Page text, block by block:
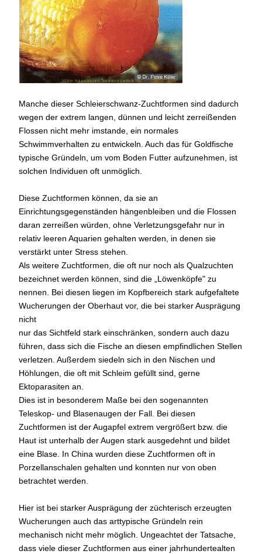
Manche dieser Schleierschwanz-Zuchtformen sind dadurch
wegen der extrem langen, dünnen und leicht zerreißenden
Flossen nicht mehr imstande, ein normales
Schwimmverhalten zu entwickeln. Auch das für Goldfische
typische Gründeln, um vom Boden Futter aufzunehmen, ist
solchen Individuen oft unmöglich.
Diese Zuchtformen können, da sie an
Einrichtungsgegenständen hängenbleiben und die Flossen
daran zerreißen würden, ohne Verletzungsgefahr nur in
relativ leeren Aquarien gehalten werden, in denen sie
verstärkt unter Stress stehen.
Als weitere Zuchtformen, die oft nur noch als Qualzuchten
bezeichnet werden können, sind die „Löwenköpfe" zu
nennen. Bei diesen liegen im Kopfbereich stark aufgefaltete
Wucherungen der Oberhaut vor, die bei starker Ausprägung
nicht
nur das Sichtfeld stark einschränken, sondern auch dazu
führen, dass sich die Fische an diesen empfindlichen Stellen
verletzen. Außerdem siedeln sich in den Nischen und
Höhlungen, die oft mit Schleim gefüllt sind, gerne
Ektoparasiten an.
Dies ist in besonderem Maße bei den sogenannten
Teleskop- und Blasenaugen der Fall. Bei diesen
Zuchtformen ist der Augapfel extrem vergrößert bzw. die
Haut ist unterhalb der Augen stark ausgedehnt und bildet
eine Blase. In China wurden diese Zuchtformen oft in
Porzellanschalen gehalten und konnten nur von oben
betrachtet werden.
Hier ist bei starker Ausprägung der züchterisch erzeugten
Wucherungen auch das arttypische Gründeln rein
mechanisch nicht mehr möglich. Ungeachtet der Tatsache,
dass viele dieser Zuchtformen aus einer jahrhundertealten